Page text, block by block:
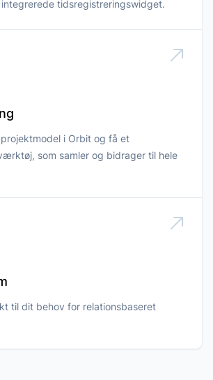
tidsregistreringswidget.
i Orbit og få et
som samler og bidrager til hele
til dit behov for relationsbaseret